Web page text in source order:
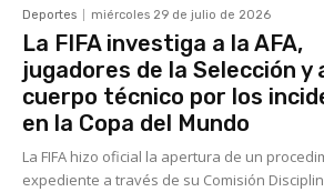
Deportes miércoles 29 de julio de 2026
La FIFA investiga a la AFA,
jugadores de la Selección y
cuerpo técnico por los
en la Copa del Mundo
La FIFA hizo oficial la apertura de un
expediente a través de su Comisión